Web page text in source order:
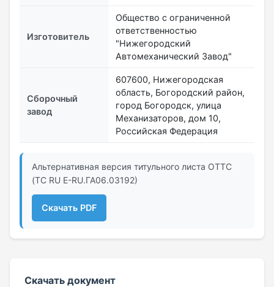
Изготовитель
Общество с ограниченной
ответственностью
"Нижегородский
Автомеханический Завод"
Сборочный
завод
607600, Нижегородская
область, Богородский район,
город Богородск, улица
Механизаторов, дом 10,
Российская Федерация
Альтернативная версия титульного листа ОТТС
(ТС RU Е-RU.ГА06.03192)
Скачать PDF
Скачать документ